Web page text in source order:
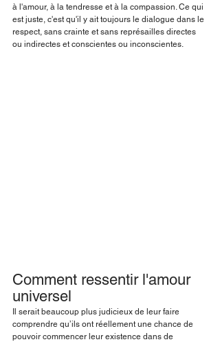
à l'amour, à la tendresse et à la compassion. Ce qui
est juste, c'est qu'il y ait toujours le dialogue dans le
respect, sans crainte et sans représailles directes
ou indirectes et conscientes ou inconscientes.
Comment ressentir l'amour
universel
Il serait beaucoup plus judicieux de leur faire
comprendre qu’ils ont réellement une chance de
pouvoir commencer leur existence dans de